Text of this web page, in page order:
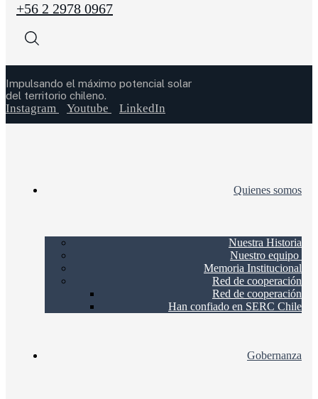
+56 2 2978 0967
Impulsando el máximo potencial solar
del territorio chileno.
Instagram Youtube LinkedIn
Quienes somos
Nuestra Historia
Nuestro equipo
Memoria Institucional
Red de cooperación
Red de cooperación
Han confiado en SERC Chile
Gobernanza